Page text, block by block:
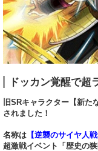
ドッカン覚醒で超
旧SRキャラクター【新た
されました！
名称は 【逆襲のサイヤ人
超激戦イベント「歴史の